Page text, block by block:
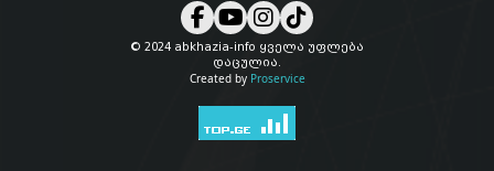
© 2024 abkhazia-info ყველა უფლება
დაცულია.
Created by Proservice